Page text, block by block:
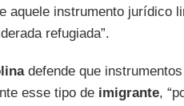
aquele instrumento jurídico
refugiada”.
defende que
esse tipo de imigrante,